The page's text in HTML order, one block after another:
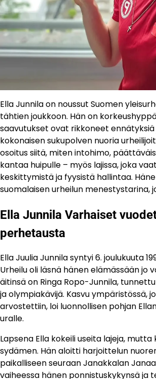
Ella Junnila on noussut Suomen
tähtien joukkoon. Hän on
saavutukset ovat rikkoneet
kokonaisen sukupolven nuoria
osoitus siitä, miten intohimo,
kantaa huipulle – myös lajissa, joka
keskittymistä ja fyysistä hallintaa.
suomalaisen urheilun menestystarina,
Ella Junnila Varhaiset
perhetausta
Ella Juulia Junnila syntyi 6. joulukuuta
Urheilu oli läsnä hänen elämässään jo
äitinsä on Ringa Ropo-Junnila,
ja olympiakävijä. Kasvu ympäristössä,
arvostettiin, loi luonnollisen pohjan
uralle.
Lapsena Ella kokeili useita lajeja,
sydämen. Hän aloitti harjoittelun
paikalliseen seuraan Janakkalan
vaiheessa hänen ponnistuskykynsä ja